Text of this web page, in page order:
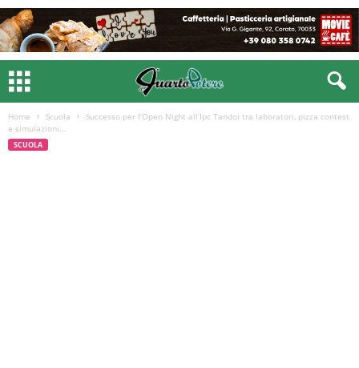
Home Scuola
Successo per l’Open Night all’Ipc Tandoi tra laboratori, pizza contest
e simulazioni...
SCUOLA